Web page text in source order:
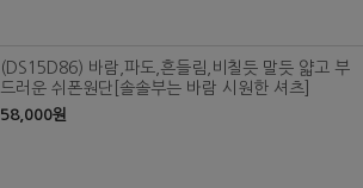
(DS15D86) 바람,파도,흔들림,비칠듯 말듯 얇고 부
드러운 쉬폰원단[솔솔부는 바람 시원한 셔츠]
58,000원